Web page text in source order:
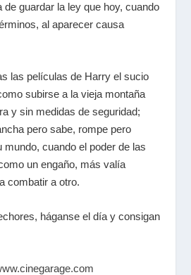
de guardar la ley que hoy, cuando
al aparecer causa
las películas de Harry el sucio
subirse a la vieja montaña
y sin medidas de seguridad;
pero sabe, rompe pero
mundo, cuando el poder de las
un engaño, más valía
combatir a otro.
háganse el día y consigan